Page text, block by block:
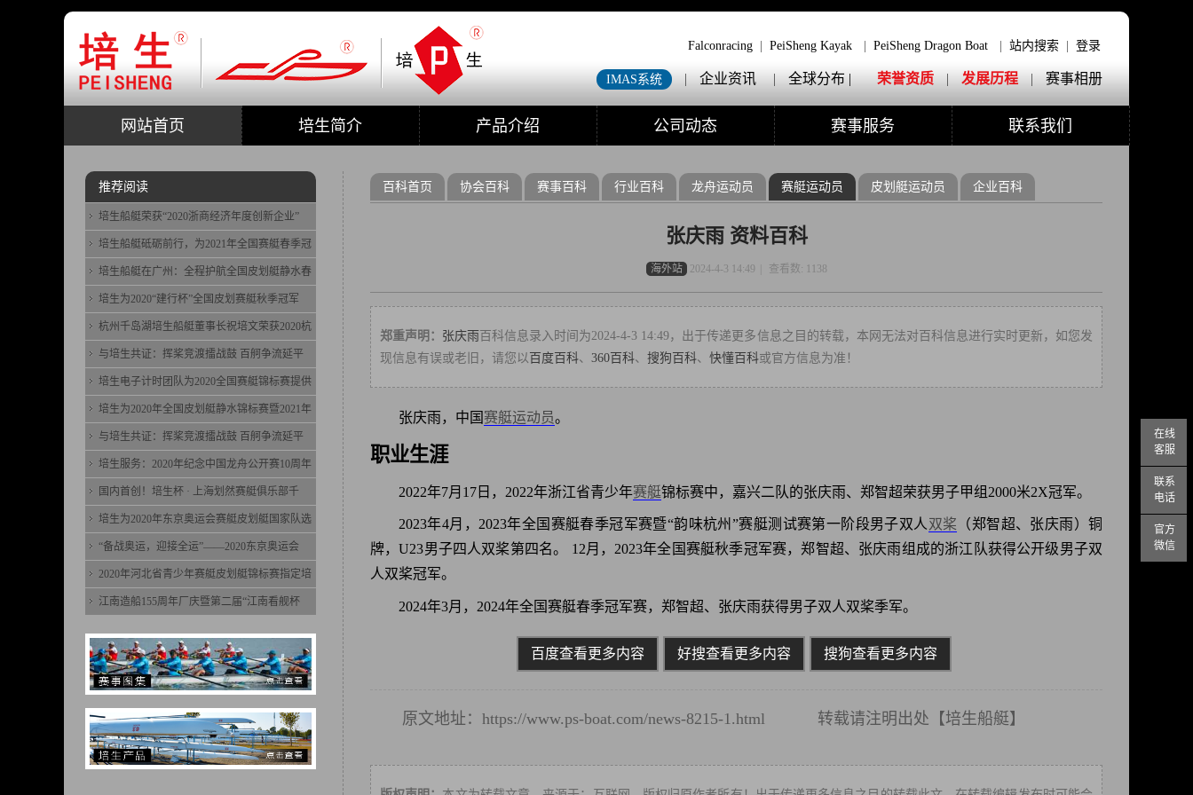
在线
客服
联系
电话
官方
微信
Falconracing PeiSheng Kayak PeiSheng Dragon Boat 站内搜索 登录
IMAS系统 | 企业资讯 | 全球分布 | 荣誉资质 | 发展历程 | 赛事相册
网站首页 培生简介 产品介绍 公司动态 赛事服务 联系我们
百科首页 协会百科 赛事百科 行业百科 龙舟运动员 赛艇运动员 皮划艇运动员 企业百科
张庆雨 资料百科
海外站 2024-4-3 14:49 查看数: 1138
郑重声明： 张庆雨 百科信息录入时间为2024-4-3 14:49，出于传递更多信息之目的转载，本网无法对百科信息进行实时更新，如您发
现信息有误或老旧，请您以 百度百科、 360百科、 搜狗百科、 快懂百科或官方信息为准！
张庆雨，中国 赛艇运动员。
职业生涯
2022年7月17日，2022年浙江省青少年赛艇锦标赛中，嘉兴二队的张庆雨、郑智超荣获男子甲组2000米2X冠军。
2023年4月，2023年全国赛艇春季冠军赛暨“韵味杭州”赛艇测试赛第一阶段男子双人 双桨 （郑智超、张庆雨）铜
牌，U23男子四人双桨第四名。 12月，2023年全国赛艇秋季冠军赛，郑智超、张庆雨组成的浙江队获得公开级男子双
人双桨冠军。
2024年3月，2024年全国赛艇春季冠军赛，郑智超、张庆雨获得男子双人双桨季军。
百度查看更多内容 好搜查看更多内容 搜狗查看更多内容
原文地址： https://www.ps-boat.com/news-8215-1.html 转载请注明出处【培生船艇】
推荐阅读
培生船艇荣获“2020浙商经济年度创新企业”
培生船艇砥砺前行，为2021年全国赛艇春季冠
培生船艇在广州：全程护航全国皮划艇静水春
培生为2020“建行杯”全国皮划赛艇秋季冠军
杭州千岛湖培生船艇董事长祝培文荣获2020杭
与培生共证：挥桨竞渡擂战鼓 百舸争流延平
培生电子计时团队为2020全国赛艇锦标赛提供
培生为2020年全国皮划艇静水锦标赛暨2021年
与培生共证：挥桨竞渡擂战鼓 百舸争流延平
培生服务：2020年纪念中国龙舟公开赛10周年
国内首创！培生杯 · 上海划然赛艇俱乐部千
培生为2020年东京奥运会赛艇皮划艇国家队选
“备战奥运，迎接全运”——2020东京奥运会
2020年河北省青少年赛艇皮划艇锦标赛指定培
江南造船155周年厂庆暨第二届“江南看舰杯